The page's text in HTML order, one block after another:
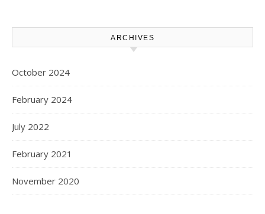
ARCHIVES
October 2024
February 2024
July 2022
February 2021
November 2020